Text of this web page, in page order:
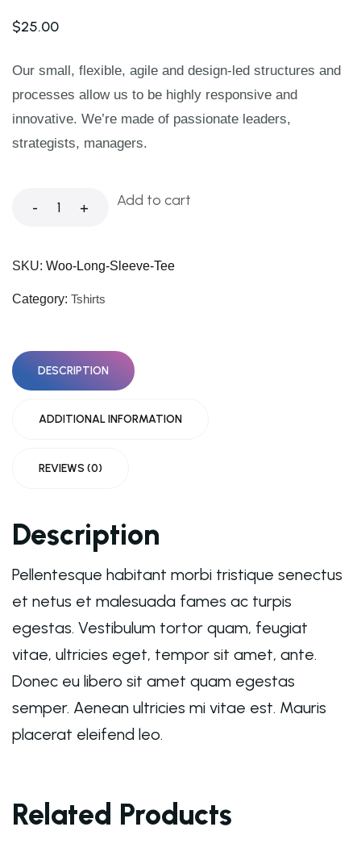
$25.00
Our small, flexible, agile and design-led structures and
processes allow us to be highly responsive and
innovative. We’re made of passionate leaders,
strategists, managers.
- + Add to cart
SKU: Woo-Long-Sleeve-Tee
Category: Tshirts
DESCRIPTION
ADDITIONAL INFORMATION
REVIEWS (0)
Description
Pellentesque habitant morbi tristique senectus
et netus et malesuada fames ac turpis
egestas. Vestibulum tortor quam, feugiat
vitae, ultricies eget, tempor sit amet, ante.
Donec eu libero sit amet quam egestas
semper. Aenean ultricies mi vitae est. Mauris
placerat eleifend leo.
Related Products